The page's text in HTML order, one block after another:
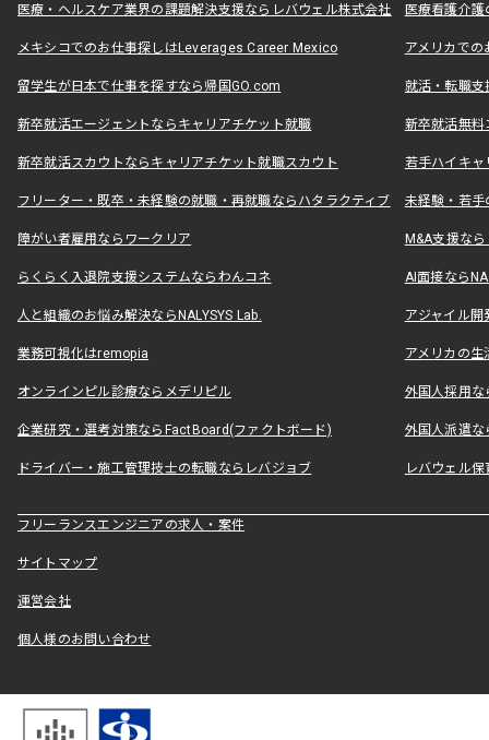
医療・ヘルスケア業界の課題解決支援ならレバウェル株式会社 医療看護介
メキシコでのお仕事探しはLeverages Career Mexico アメリカで
留学生が日本で仕事を探すなら帰国GO.com 就活・転職
新卒就活エージェントならキャリアチケット就職 新卒就活無料
新卒就活スカウトならキャリアチケット就職スカウト 若手ハイキ
フリーター・既卒・未経験の就職・再就職ならハタラクティブ 未経験・若手
障がい者雇用ならワークリア M&A支援な
らくらく入退院支援システムならわんコネ AI面接なら
人と組織のお悩み解決ならNALYSYS Lab. アジャイル
業務可視化はremopia アメリカの
オンラインピル診療ならメデリピル 外国人採用
企業研究・選考対策ならFactBoard(ファクトボード) 外国人派遣な
ドライバー・施工管理技士の転職ならレバジョブ レバウェル
フリーランスエンジニアの求人・案件
サイトマップ
運営会社
個人様のお問い合わせ